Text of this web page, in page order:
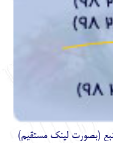
(بصورت لینک مستقیم)